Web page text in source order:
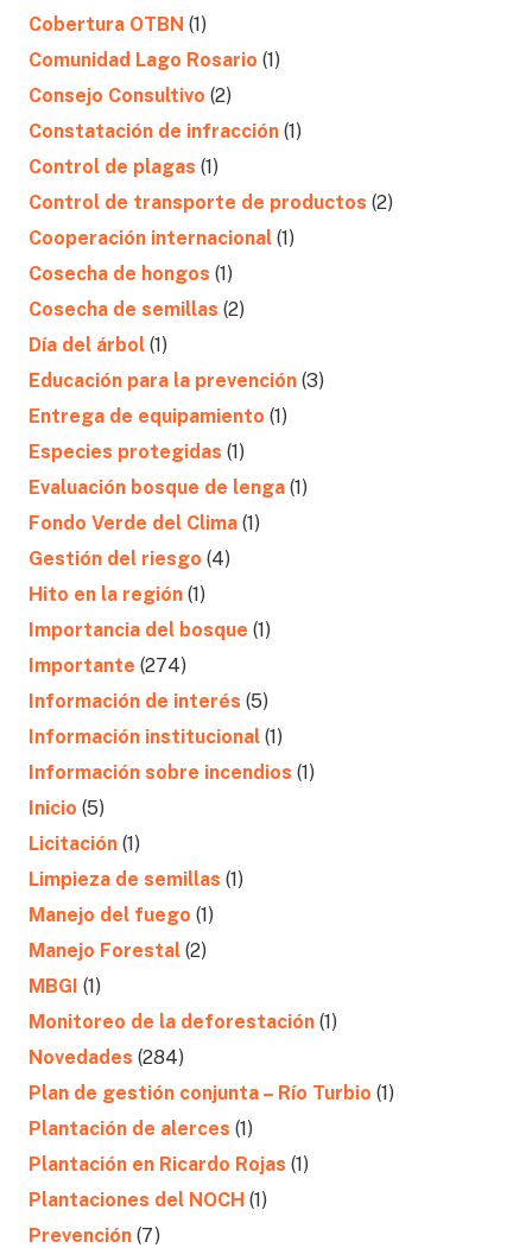
Cobertura OTBN (1)
Comunidad Lago Rosario (1)
Consejo Consultivo (2)
Constatación de infracción (1)
Control de plagas (1)
Control de transporte de productos (2)
Cooperación internacional (1)
Cosecha de hongos (1)
Cosecha de semillas (2)
Día del árbol (1)
Educación para la prevención (3)
Entrega de equipamiento (1)
Especies protegidas (1)
Evaluación bosque de lenga (1)
Fondo Verde del Clima (1)
Gestión del riesgo (4)
Hito en la región (1)
Importancia del bosque (1)
Importante (274)
Información de interés (5)
Información institucional (1)
Información sobre incendios (1)
Inicio (5)
Licitación (1)
Limpieza de semillas (1)
Manejo del fuego (1)
Manejo Forestal (2)
MBGI (1)
Monitoreo de la deforestación (1)
Novedades (284)
Plan de gestión conjunta – Río Turbio (1)
Plantación de alerces (1)
Plantación en Ricardo Rojas (1)
Plantaciones del NOCH (1)
Prevención (7)